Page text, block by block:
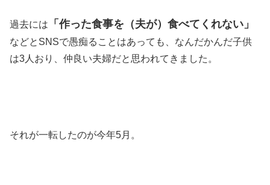
過去には 「作った食事を（夫が）食べてくれない」
などとSNSで愚痴ることはあっても、なんだかんだ子供
は3人おり、仲良い夫婦だと思われてきました。
それが一転したのが今年5月。